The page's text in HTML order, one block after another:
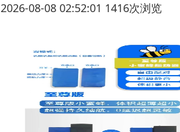
2026-08-08 02:52:01 1416次浏览